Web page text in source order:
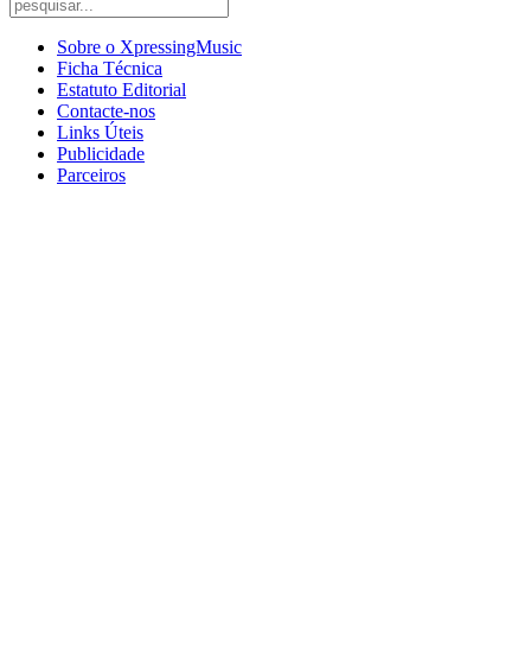
Sobre o XpressingMusic
Ficha Técnica
Estatuto Editorial
Contacte-nos
Links Úteis
Publicidade
Parceiros